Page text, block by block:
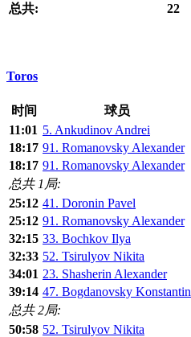
总共: 22
Toros
时间 球员
11:01 5. Ankudinov Andrei
18:17 91. Romanovsky Alexander
18:17 91. Romanovsky Alexander
总共 1局:
25:12 41. Doronin Pavel
25:12 91. Romanovsky Alexander
32:15 33. Bochkov Ilya
32:33 52. Tsirulyov Nikita
34:01 23. Shasherin Alexander
39:14 47. Bogdanovsky Konstantin
总共 2局:
50:58 52. Tsirulyov Nikita